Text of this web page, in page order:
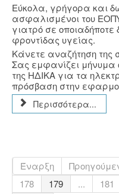
Εύκολα, γρήγορα και
ασφαλισμένοι του
γιατρό σε
φροντίδας υγείας.
Κάνετε αναζήτηση της
Σας εμφανίζει μήνυμα
της ΗΔΙΚΑ για τα
πρόσβαση στην
Περισσότερα...
Έναρξη
178
179 ... 181